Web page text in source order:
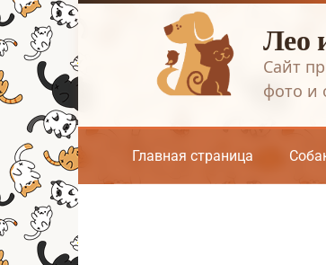
Перейти
к
контенту
Лео
Сайт
фото и
Главная страница